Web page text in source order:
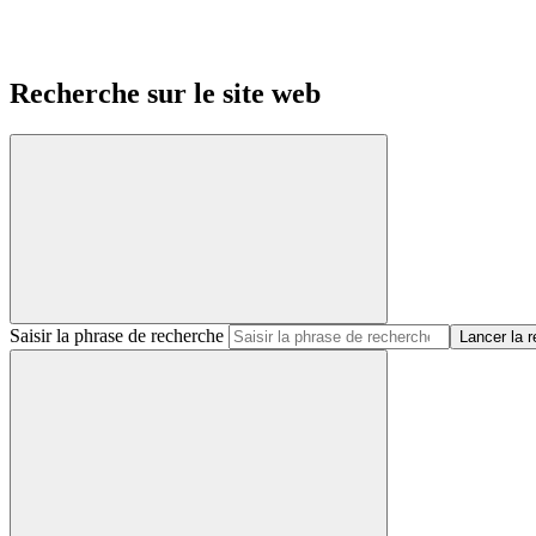
Recherche sur le site web
Saisir la phrase de recherche Lancer la